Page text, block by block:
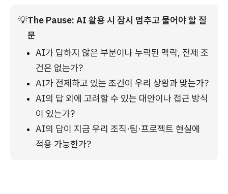
💡The Pause: AI 활용 시 잠시 멈추고 물어야 할 질
문
AI가 답하지 않은 부분이나 누락된 맥락, 전제 조
건은 없는가?
AI가 전제하고 있는 조건이 우리 상황과 맞는가?
AI의 답 외에 고려할 수 있는 대안이나 접근 방식
이 있는가?
AI의 답이 지금 우리 조직·팀·프로젝트 현실에
적용 가능한가?